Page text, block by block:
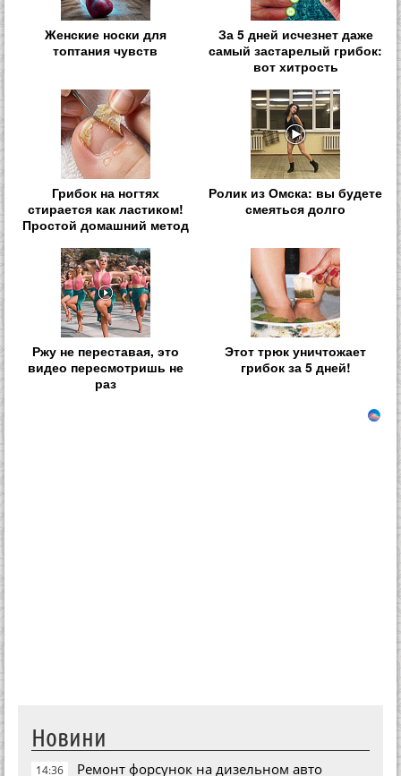
Женские носки для
топтания чувств
За 5 дней исчезнет даже
самый застарелый грибок:
вот хитрость
Грибок на ногтях
стирается как ластиком!
Простой домашний метод
Ролик из Омска: вы будете
смеяться долго
Ржу не переставая, это
видео пересмотришь не
раз
Этот трюк уничтожает
грибок за 5 дней!
Новини
14:36 Ремонт форсунок на дизельном авто